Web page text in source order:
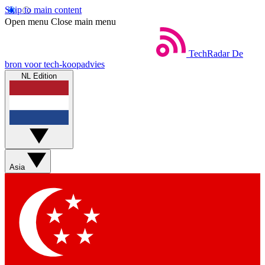
Skip to main content
Open menu Close main menu
TechRadar De
bron voor tech-koopadvies
NL Edition
Asia